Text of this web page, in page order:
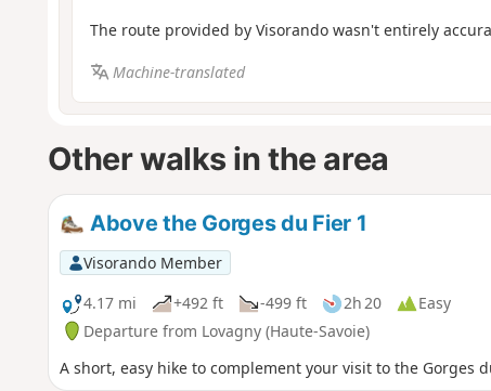
The route provided by Visorando wasn't entirely
Machine-translated
Other walks in the area
Above the Gorges du Fier 1
Visorando Member
4.17 mi
+492 ft -499 ft 2h 20
Easy
Departure from Lovagny (Haute-Savoie)
A short, easy hike to complement your visit to the Gorges